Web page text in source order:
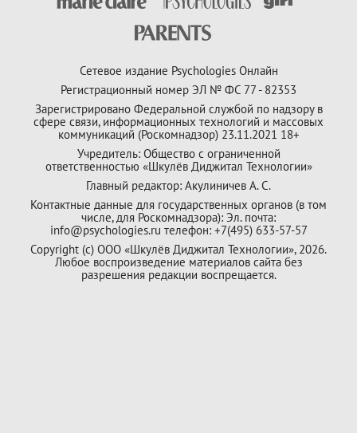
Сетевое издание Psychologies Онлайн
Регистрационный номер ЭЛ № ФС 77 - 82353
Зарегистрировано Федеральной службой по надзору в
сфере связи, информационных технологий и массовых
коммуникаций (Роскомнадзор) 23.11.2021 18+
Учредитель: Общество с ограниченной
ответственностью «Шкулёв Диджитал Технологии»
Главный редактор: Акулиничев А. С.
Контактные данные для государственных органов (в том
числе, для Роскомнадзора): Эл. почта:
info@psychologies.ru телефон: +7(495) 633-57-57
Copyright (с) ООО «Шкулёв Диджитал Технологии», 2026.
Любое воспроизведение материалов сайта без
разрешения редакции воспрещается.